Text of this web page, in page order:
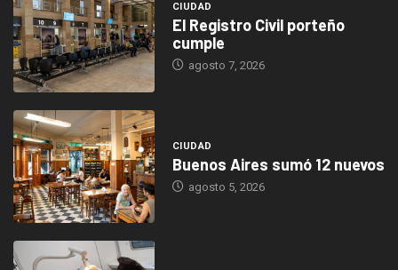
CIUDAD
El Registro Civil porteño
cumple
agosto 7, 2026
CIUDAD
Buenos Aires sumó 12 nuevos
agosto 5, 2026